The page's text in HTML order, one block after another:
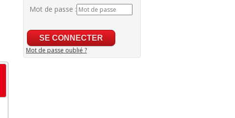
Mot de passe :
Mot de passe oublié ?